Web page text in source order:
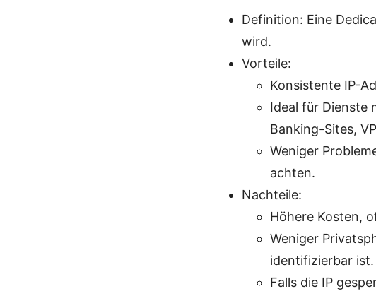
Definition: Eine
wird.
Vorteile:
Konsistente IP-
Ideal für Dienste
Banking-Sites,
Weniger
achten.
Nachteile:
Höhere Kosten,
Weniger
identifizierbar ist.
Falls die IP